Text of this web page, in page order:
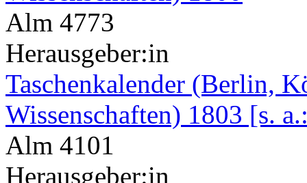
Alm 4773
Herausgeber:in
Taschenkalender (Berlin,
Wissenschaften) 1803 [s.
Alm 4101
Herausgeber:in